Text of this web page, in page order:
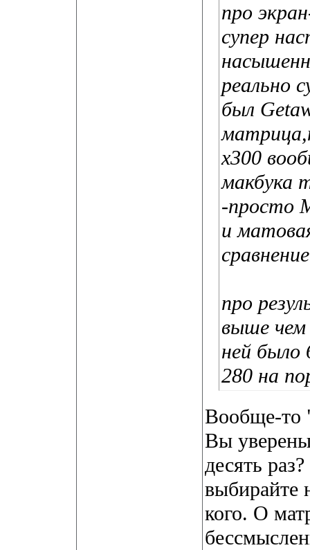
про
супер
реально
был
х300
макбука
-просто
и
про
выше
ней было
280 на
Вообще-то
Вы
десять
выбирайте
кого. О